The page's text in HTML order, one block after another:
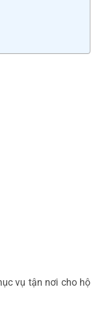
vụ tận nơi cho hộ